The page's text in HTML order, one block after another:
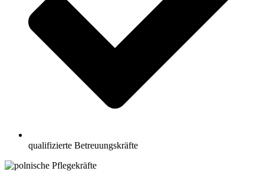
qualifizierte Betreuungskräfte